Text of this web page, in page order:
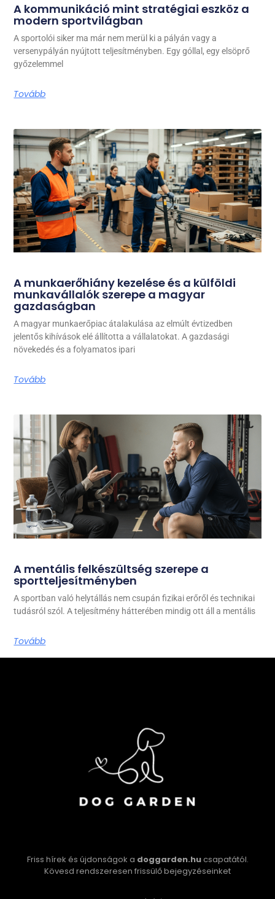
A kommunikáció mint stratégiai eszköz a
modern sportvilágban
A sportolói siker ma már nem merül ki a pályán vagy a
versenypályán nyújtott teljesítményben. Egy góllal, egy elsöprő
győzelemmel
Tovább
A munkaerőhiány kezelése és a külföldi
munkavállalók szerepe a magyar
gazdaságban
A magyar munkaerőpiac átalakulása az elmúlt évtizedben
jelentős kihívások elé állította a vállalatokat. A gazdasági
növekedés és a folyamatos ipari
Tovább
A mentális felkészültség szerepe a
sportteljesítményben
A sportban való helytállás nem csupán fizikai erőről és technikai
tudásról szól. A teljesítmény hátterében mindig ott áll a mentális
Tovább
Friss hírek és újdonságok a doggarden.hucsapatától.
Kövesd rendszeresen frissülő bejegyzéseinket